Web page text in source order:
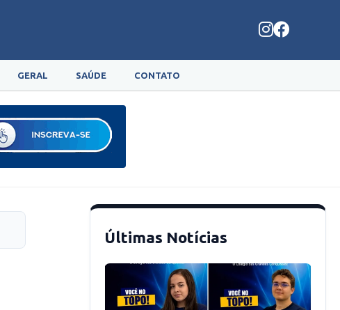
GERAL SAÚDE CONTATO
Últimas Notícias